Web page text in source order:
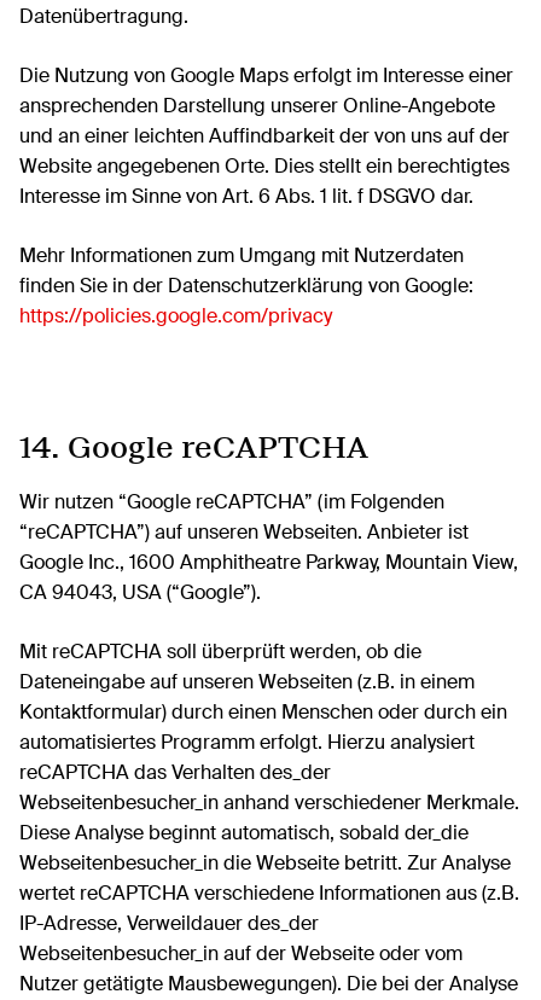
Datenübertragung.
Die Nutzung von Google Maps erfolgt im Interesse einer
ansprechenden Darstellung unserer Online-Angebote
und an einer leichten Auffindbarkeit der von uns auf der
Website angegebenen Orte. Dies stellt ein berechtigtes
Interesse im Sinne von Art. 6 Abs. 1 lit. f DSGVO dar.
Mehr Informationen zum Umgang mit Nutzerdaten
finden Sie in der Datenschutzerklärung von Google:
https://policies.google.com/privacy
14. Google reCAPTCHA
Wir nutzen “Google reCAPTCHA” (im Folgenden
“reCAPTCHA”) auf unseren Webseiten. Anbieter ist
Google Inc., 1600 Amphitheatre Parkway, Mountain View,
CA 94043, USA (“Google”).
Mit reCAPTCHA soll überprüft werden, ob die
Dateneingabe auf unseren Webseiten (z.B. in einem
Kontaktformular) durch einen Menschen oder durch ein
automatisiertes Programm erfolgt. Hierzu analysiert
reCAPTCHA das Verhalten des_der
Webseitenbesucher_in anhand verschiedener Merkmale.
Diese Analyse beginnt automatisch, sobald der_die
Webseitenbesucher_in die Webseite betritt. Zur Analyse
wertet reCAPTCHA verschiedene Informationen aus (z.B.
IP-Adresse, Verweildauer des_der
Webseitenbesucher_in auf der Webseite oder vom
Nutzer getätigte Mausbewegungen). Die bei der Analyse